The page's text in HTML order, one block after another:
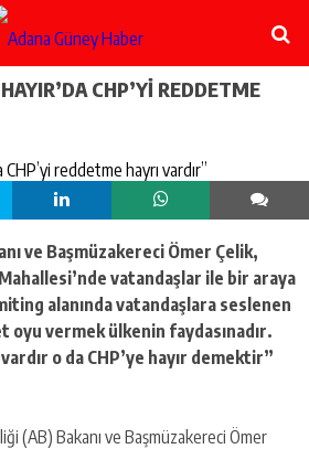
CHP’YI REDDETME
ve Başmüzakereci Ömer Çelik,
vatandaşlar ile bir araya
alanında vatandaşlara seslenen
oyu vermek ülkenin faydasınadır.
o da CHP’ye hayır demektir”
(AB) Bakanı ve Başmüzakereci Ömer